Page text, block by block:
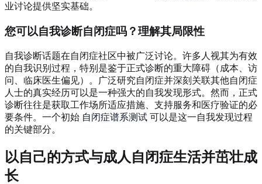
业讨论提供坚实基础。
您可以自我诊断自闭症吗？理解其局限性
自我诊断话题在自闭症社区中被广泛讨论。许多人视其为有效
的自我识别过程，特别是鉴于正式诊断的重大障碍（成本、访
问、临床医生偏见）。广泛研究自闭症并深刻关联其他自闭症
人士的真实经历可以是一种强大的自我发现形式。然而，正式
诊断往往是获取工作场所适应措施、支持服务和医疗验证的必
要条件。一个初始 自闭症谱系测试 可以是这一自我发现过程
的关键部分。
以自己的方式与成人自闭症生活并茁壮成
长